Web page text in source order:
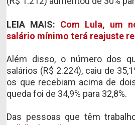
LEIA MAIS: Com Lula, um
salário mínimo terá reajuste
Além disso, o número dos
salários (R$ 2.224), caiu de
os que recebiam acima de
queda foi de 34,9% para 32,8%.
Das pessoas que têm